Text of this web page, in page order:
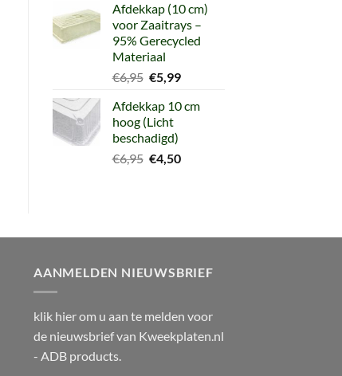
was:
€8,99.
is:
€6,95.
Afdekkap (10 cm)
voor Zaaitrays –
95% Gerecycled
Materiaal
€6,95 Oorspronkelijke
was:
€6,95.
€5,99Huidige
is:
Afdekkap 10 cm
hoog (Licht
beschadigd)
€6,95 Oorspronkelijke
€4,50Huidige
AANMELDEN NIEUWSBRIEF
klik hierom u aan te melden voor
de nieuwsbrief van Kweekplaten.nl
- ADB products.